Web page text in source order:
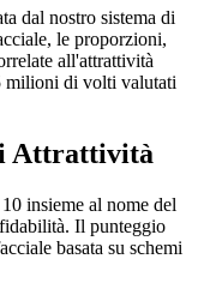
dal nostro sistema di
le proporzioni,
all'attrattività
milioni di volti valutati
Attrattività
insieme al nome del
Il punteggio
basata su schemi